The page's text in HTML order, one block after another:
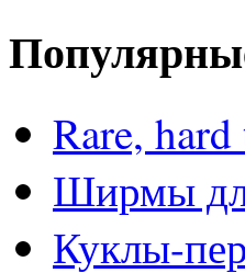
Rare,
Ширмы
Куклы-